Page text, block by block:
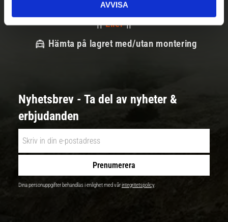
AVVISA
Snabba leveranser
|| Eller ||
Hämta på lagret med/utan montering
Nyhetsbrev - Ta del av nyheter &
erbjudanden
Prenumerera
Dina personuppgifter behandlas i enlighet med vårintegritetspolicy.